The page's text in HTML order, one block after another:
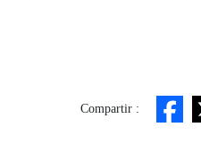
Compartir :